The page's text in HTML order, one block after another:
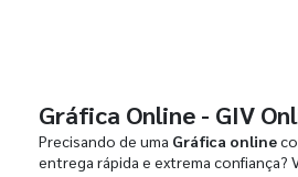
Gráfica Online - GIV
Precisando de uma Gráfica online
entrega rápida e extrema confiança?